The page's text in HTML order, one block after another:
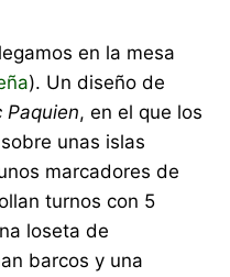
en la mesa
). Un diseño de
Paquien, en el que los
unas islas
marcadores de
turnos con 5
loseta de
barcos y una